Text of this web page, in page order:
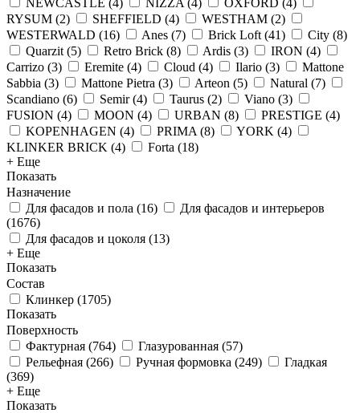
NEWCASTLE (4) NIZZA (4) OXFORD (4)
RYSUM (2) SHEFFIELD (4) WESTHAM (2)
WESTERWALD (16) Anes (7) Brick Loft (41) City (8)
Quarzit (5) Retro Brick (8) Ardis (3) IRON (4)
Carrizo (3) Eremite (4) Cloud (4) Ilario (3)
Mattone
Sabbia (3) Mattone Pietra (3) Arteon (5) Natural (7)
Scandiano (6) Semir(4) Taurus (2) Viano (3)
FUSION (4) MOON (4) URBAN (8) PRESTIGE (4)
KOPENHAGEN (4) PRIMA (8) YORK (4)
KLINKER BRICK (4) Forta (18)
+ Еще
Показать
Назначение
Для фасадов и пола (16)
Для фасадов и интерьеров
(1676)
Для фасадов и цоколя (13)
+ Еще
Показать
Состав
Клинкер (1705)
Показать
Поверхность
Фактурная (764) Глазурованная (57)
Рельефная (266) Ручная формовка (249)
Гладкая
(369)
+ Еще
Показать